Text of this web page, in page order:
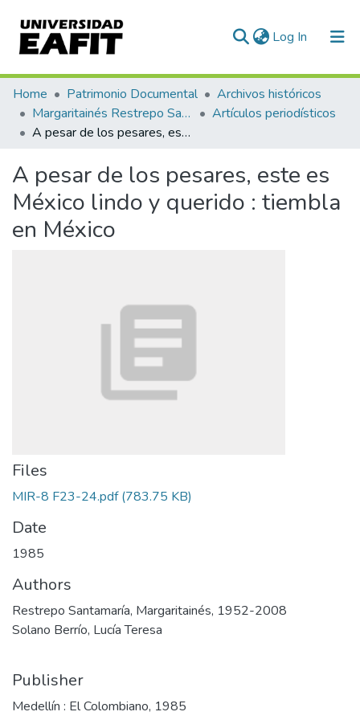
Log In (current)
Communities & Collections
All of DSpace
Home Patrimonio Documental
Archivos históricos
Margaritainés Restrepo Santamaría
Artículos periodísticos
A pesar de los pesares, este es México lindo y querido : tiembla en México
A pesar de los pesares, este es
México lindo y querido : tiembla
en México
Files
MIR-8 F23-24.pdf(783.75 KB)
Date
1985
Authors
Restrepo Santamaría, Margaritainés, 1952-2008
Solano Berrío, Lucía Teresa
Publisher
Medellín : El Colombiano, 1985